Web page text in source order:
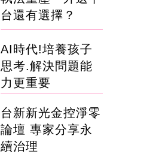
台還有選擇？
AI時代!培養孩子
思考.解決問題能
力更重要
台新新光金控淨零
論壇 專家分享永
續治理